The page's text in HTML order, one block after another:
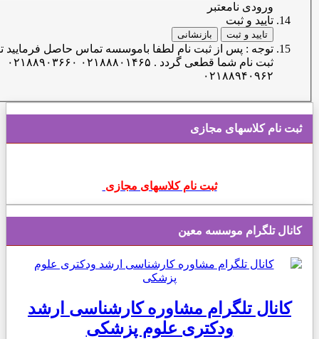
ورودی نامعتبر
تایید و ثبت
تایید و ثبت بازنشانی
توجه : پس از ثبت نام لطفا باموسسه تماس حاصل فرمایید تا
ثبت نام شما قطعی گردد . ۰۲۱۸۸۸۰۱۴۶۵ ۰۲۱۸۸۹۰۳۶۶۰
۰۲۱۸۸۹۴۰۹۶۲
نام کلاسهای مجازی
ثبت نام کلاسهای مجازی
تلگرام موسسه معین
تلگرام مشاوره کارشناسی ارشد
ودکتری علوم پزشکی